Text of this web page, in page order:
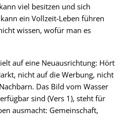
viel besitzen und sich
ein Vollzeit-Leben führen
wissen, wofür man es
auf eine Neuausrichtung: Hört
nicht auf die Werbung, nicht
Das Bild vom Wasser
sind (Vers 1), steht für
ausmacht: Gemeinschaft,